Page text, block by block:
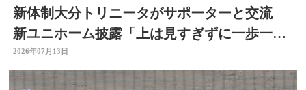
新体制大分トリニータがサポーターと交流
新ユニホーム披露「上は見すぎずに一歩一
歩」リーグ開幕直前
2026年07月13日